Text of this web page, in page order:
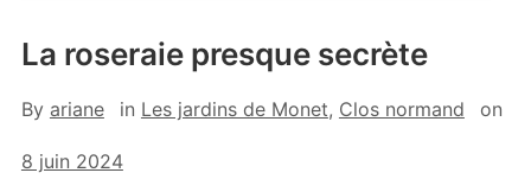
La roseraie presque secrète
By ariane in Les jardins de Monet, Clos normand on
8 juin 2024